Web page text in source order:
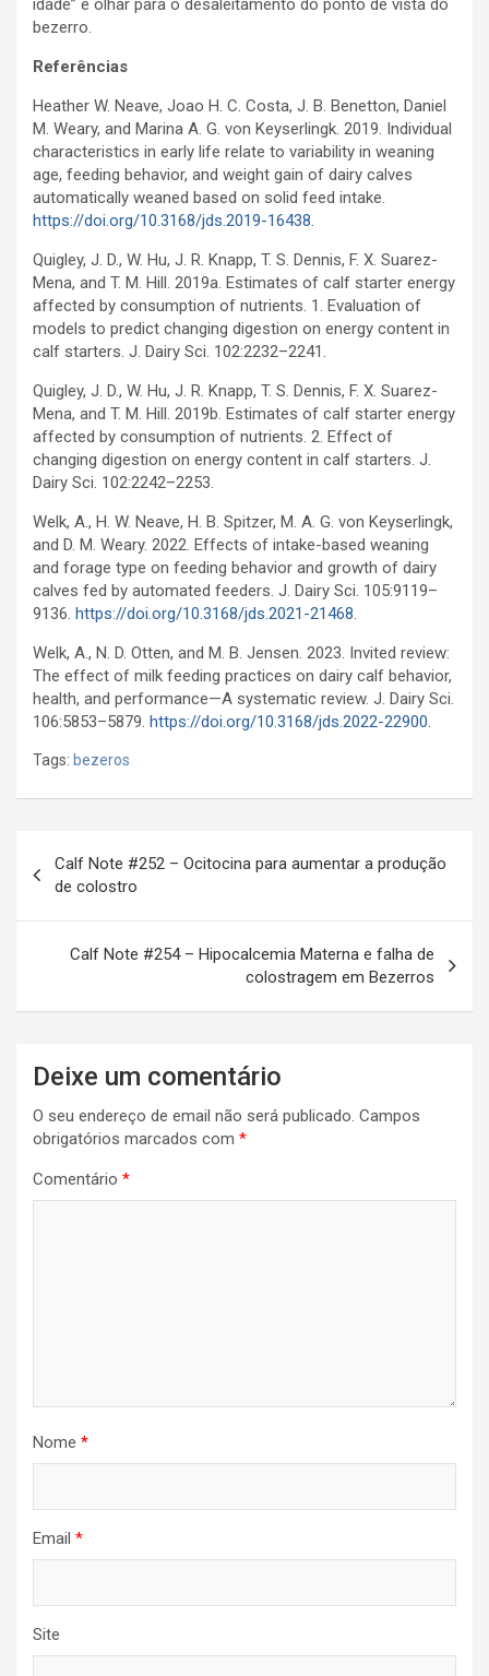
idade” e olhar para o desaleitamento do ponto de vista do
bezerro.
Referências
Heather W. Neave, Joao H. C. Costa, J. B. Benetton, Daniel
M. Weary, and Marina A. G. von Keyserlingk. 2019. Individual
characteristics in early life relate to variability in weaning
age, feeding behavior, and weight gain of dairy calves
automatically weaned based on solid feed intake.
https://doi.org/10.3168/jds.2019-16438.
Quigley, J. D., W. Hu, J. R. Knapp, T. S. Dennis, F. X. Suarez-
Mena, and T. M. Hill. 2019a. Estimates of calf starter energy
affected by consumption of nutrients. 1. Evaluation of
models to predict changing digestion on energy content in
calf starters. J. Dairy Sci. 102:2232–2241.
Quigley, J. D., W. Hu, J. R. Knapp, T. S. Dennis, F. X. Suarez-
Mena, and T. M. Hill. 2019b. Estimates of calf starter energy
affected by consumption of nutrients. 2. Effect of
changing digestion on energy content in calf starters. J.
Dairy Sci. 102:2242–2253.
Welk, A., H. W. Neave, H. B. Spitzer, M. A. G. von Keyserlingk,
and D. M. Weary. 2022. Effects of intake-based weaning
and forage type on feeding behavior and growth of dairy
calves fed by automated feeders. J. Dairy Sci. 105:9119–
9136. https://doi.org/10.3168/jds.2021-21468.
Welk, A., N. D. Otten, and M. B. Jensen. 2023. Invited review:
The effect of milk feeding practices on dairy calf behavior,
health, and performance—A systematic review. J. Dairy Sci.
106:5853–5879. https://doi.org/10.3168/jds.2022-22900.
Tags: bezeros
de
artigos
Calf Note #252 – Ocitocina para aumentar a produção
de colostro
Calf Note #254 – Hipocalcemia Materna e falha de
colostragem em Bezerros
Deixe um comentário
O seu endereço de email não será publicado. Campos
obrigatórios marcados com *
Comentário *
Nome *
Email *
Site